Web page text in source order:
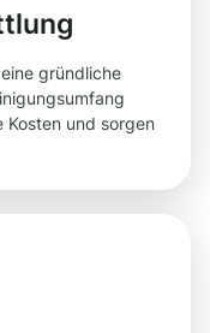
gründliche
Kosten und sorgen